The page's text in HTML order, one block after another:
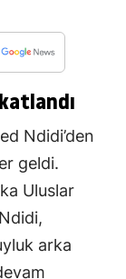
Ndidi’den
geldi.
Uluslar
arka